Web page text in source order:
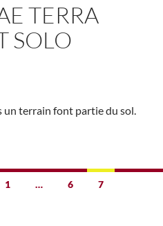
TERRA
SOLO
un terrain font partie du sol.
1 … 6 7